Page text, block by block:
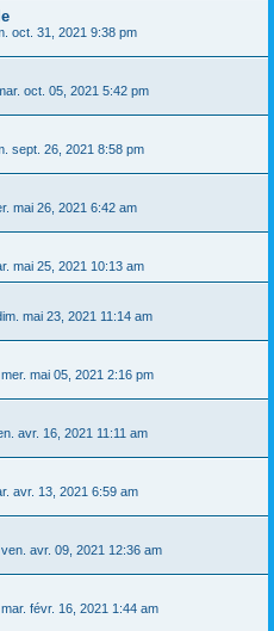
oct. 31, 2021 9:38 pm
oct. 05, 2021 5:42 pm
sept. 26, 2021 8:58 pm
mai 26, 2021 6:42 am
mai 25, 2021 10:13 am
mai 23, 2021 11:14 am
mer. mai 05, 2021 2:16 pm
avr. 16, 2021 11:11 am
avr. 13, 2021 6:59 am
ven. avr. 09, 2021 12:36 am
mar. févr. 16, 2021 1:44 am